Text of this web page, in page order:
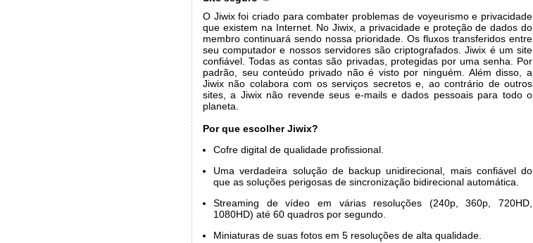
O Jiwix foi criado para combater problemas de voyeurismo e privacidade
que existem na Internet. No Jiwix, a privacidade e proteção de dados do
membro continuará sendo nossa prioridade. Os fluxos transferidos entre
seu computador e nossos servidores são criptografados. Jiwix é um site
confiável. Todas as contas são privadas, protegidas por uma senha. Por
padrão, seu conteúdo privado não é visto por ninguém. Além disso, a
Jiwix não colabora com os serviços secretos e, ao contrário de outros
sites, a Jiwix não revende seus e-mails e dados pessoais para todo o
planeta.
Por que escolher Jiwix?
Cofre digital de qualidade profissional.
Uma verdadeira solução de backup unidirecional, mais confiável do
que as soluções perigosas de sincronização bidirecional automática.
Streaming de vídeo em várias resoluções (240p, 360p, 720HD,
1080HD) até 60 quadros por segundo.
Miniaturas de suas fotos em 5 resoluções de alta qualidade.